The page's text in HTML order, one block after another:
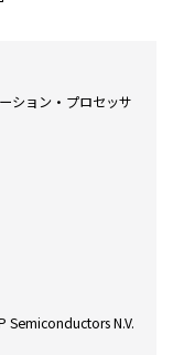
ション・プロセッサ
Semiconductors N.V.